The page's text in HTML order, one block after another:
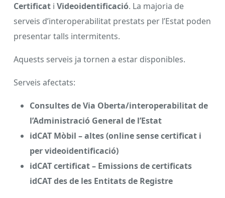
Certificat i Videoidentificació. La majoria de
serveis d’interoperabilitat prestats per l’Estat poden
presentar talls intermitents.
Aquests serveis ja tornen a estar disponibles.
Serveis afectats:
Consultes de Via Oberta/interoperabilitat de
l’Administració General de l’Estat
idCAT Mòbil – altes (online sense certificat i
per videoidentificació)
idCAT certificat – Emissions de certificats
idCAT des de les Entitats de Registre